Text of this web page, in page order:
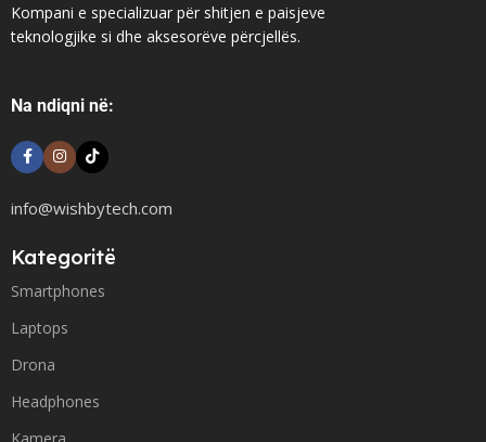
Kompani e specializuar për shitjen e paisjeve
teknologjike si dhe aksesorëve përcjellës.
Na ndiqni në:
info@wishbytech.com
Kategoritë
Smartphones
Laptops
Drona
Headphones